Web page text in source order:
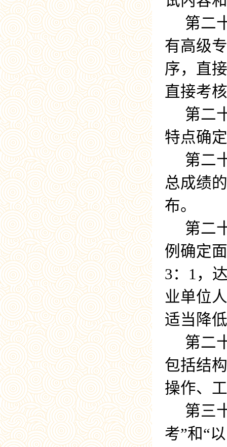
第二
有高级
序，直
直接考
第二
特点确
第二
总成绩的
布。
第二
例确定
3： 1 ，
业单位
适当降
第二
包括结
操作、
第三
考”和“